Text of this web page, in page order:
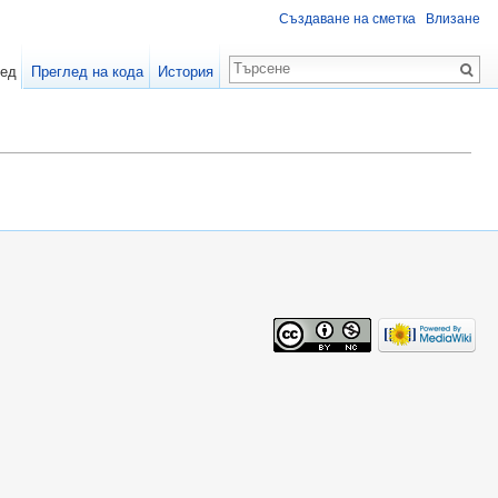
Създаване на сметка Влизане
Преглед на кода История